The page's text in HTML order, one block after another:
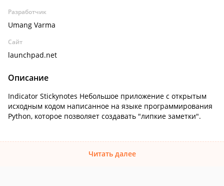
Разработчик
Umang Varma
Сайт
launchpad.net
Описание
Indicator Stickynotes Небольшое приложение с открытым
исходным кодом написанное на языке программирования
Python, которое позволяет создавать "липкие заметки".
Читать далее